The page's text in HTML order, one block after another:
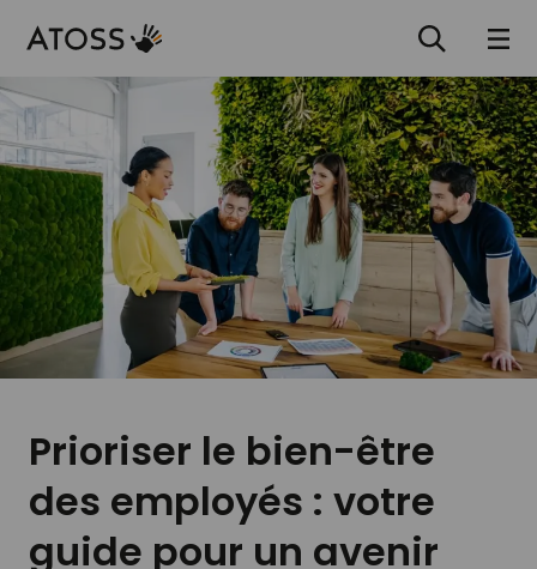
Prioriser le bien-être
des employés : votre
guide pour un avenir